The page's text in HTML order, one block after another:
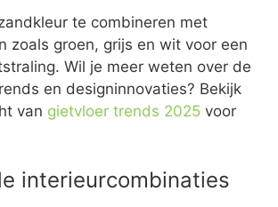
te combineren met
zoals groen, grijs en wit voor een
Wil je meer weten over de
en designinnovaties? Bekijk
van gietvloer trends 2025 voor
interieurcombinaties